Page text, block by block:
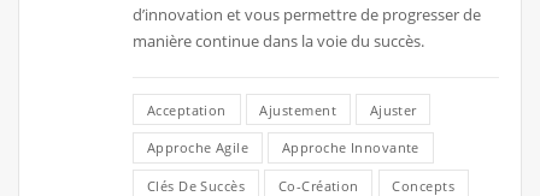
d’innovation et vous permettre de progresser de
manière continue dans la voie du succès.
Acceptation Ajustement Ajuster
Approche Agile Approche Innovante
Clés De Succès Co-Création Concepts